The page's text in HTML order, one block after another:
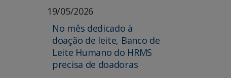
19/05/2026
No mês dedicado à
doação de leite, Banco de
Leite Humano do HRMS
precisa de doadoras